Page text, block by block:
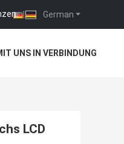
German
|
UNS IN VERBINDUNG
LCD